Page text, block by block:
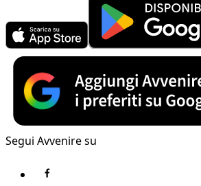
Segui Avvenire su